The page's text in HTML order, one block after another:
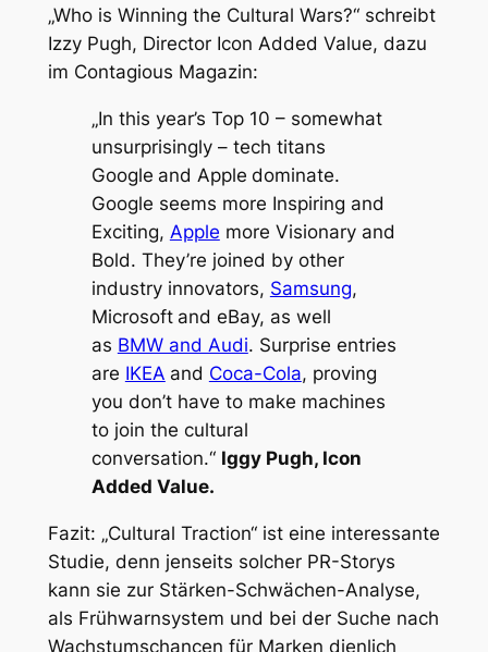
„Who is Winning the Cultural Wars?“ schreibt
Izzy Pugh, Director Icon Added Value, dazu
im Contagious Magazin:
„In this year’s Top 10 – somewhat
unsurprisingly – tech titans
Google and Apple dominate.
Google seems more Inspiring and
Exciting, Apple more Visionary and
Bold. They’re joined by other
industry innovators, Samsung,
Microsoft and eBay, as well
as BMW and Audi. Surprise entries
are IKEA and Coca-Cola, proving
you don’t have to make machines
to join the cultural
conversation.“ Iggy Pugh, Icon
Added Value.
Fazit: „Cultural Traction“ ist eine interessante
Studie, denn jenseits solcher PR-Storys
kann sie zur Stärken-Schwächen-Analyse,
als Frühwarnsystem und bei der Suche nach
Wachstumschancen für Marken dienlich